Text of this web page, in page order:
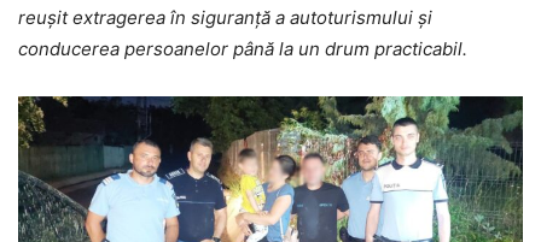
reușit extragerea în siguranță a autoturismului și
conducerea persoanelor până la un drum practicabil.